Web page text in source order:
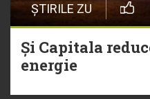
ȘTIRILE ZU
Și Capitala
energie